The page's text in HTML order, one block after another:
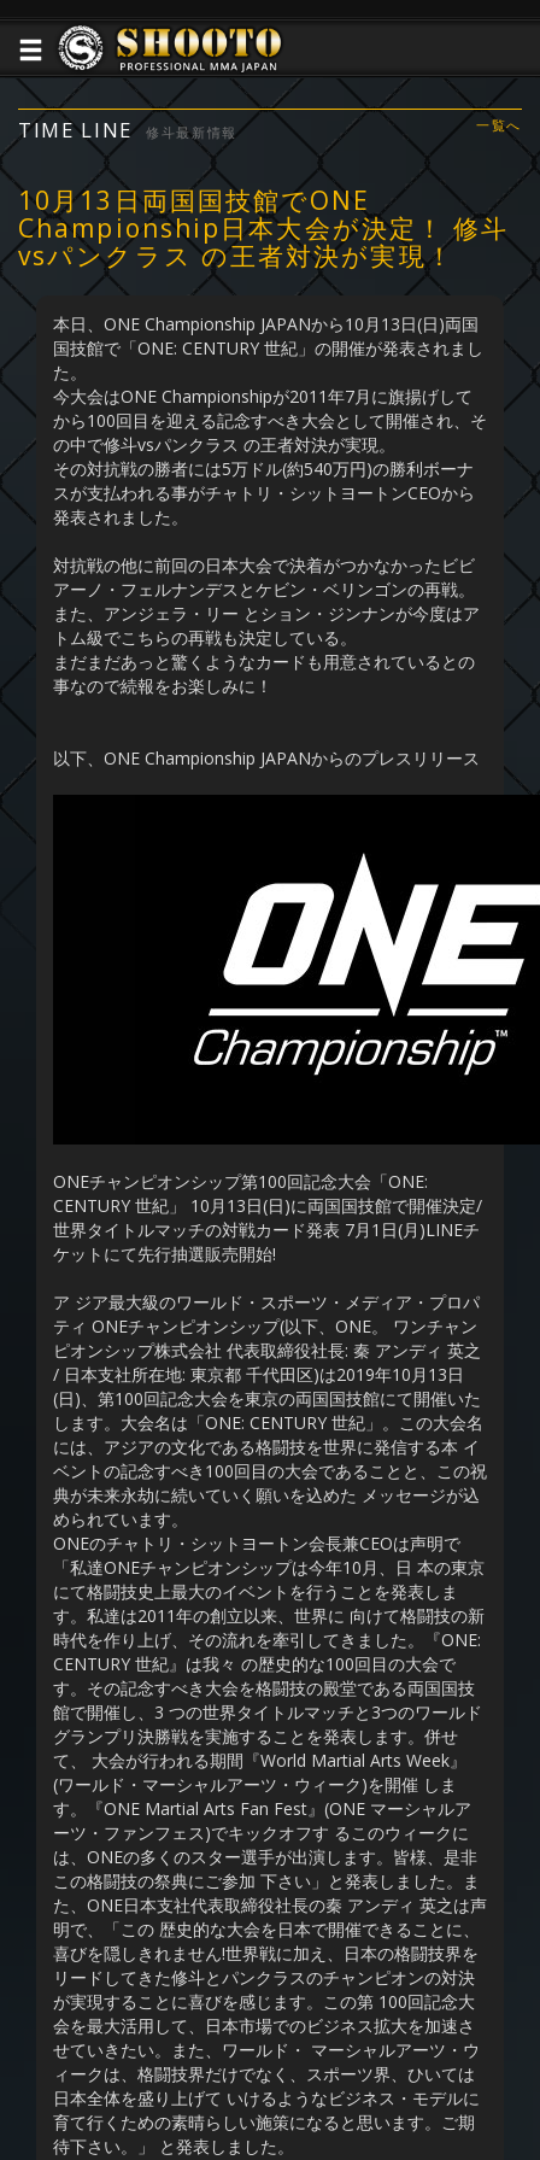
TIME LINE 修斗最新情報 一覧へ
10月13日両国国技館でONE
Championship日本大会が決定！ 修斗
vsパンクラス の王者対決が実現！
本日、ONE Championship JAPANから10月13日(日)両国
国技館で「ONE: CENTURY 世紀」の開催が発表されまし
た。
今大会はONE Championshipが2011年7月に旗揚げして
から100回目を迎える記念すべき大会として開催され、そ
の中で修斗vsパンクラス の王者対決が実現。
その対抗戦の勝者には5万ドル(約540万円)の勝利ボーナ
スが支払われる事がチャトリ・シットヨートンCEOから
発表されました。
対抗戦の他に前回の日本大会で決着がつかなかったビビ
アーノ・フェルナンデスとケビン・ベリンゴンの再戦。
また、アンジェラ・リー とション・ジンナンが今度はア
トム級でこちらの再戦も決定している。
まだまだあっと驚くようなカードも用意されているとの
事なので続報をお楽しみに！
以下、ONE Championship JAPANからのプレスリリース
ONEチャンピオンシップ第100回記念大会「ONE:
CENTURY 世紀」 10月13日(日)に両国国技館で開催決定/
世界タイトルマッチの対戦カード発表 7月1日(月)LINEチ
ケットにて先行抽選販売開始!
ア ジア最大級のワールド・スポーツ・メディア・プロパ
ティ ONEチャンピオンシップ(以下、ONE。 ワンチャン
ピオンシップ株式会社 代表取締役社長: 秦 アンディ 英之
/ 日本支社所在地: 東京都 千代田区)は2019年10月13日
(日)、第100回記念大会を東京の両国国技館にて開催いた
します。大会名は「ONE: CENTURY 世紀」。この大会名
には、アジアの文化である格闘技を世界に発信する本 イ
ベントの記念すべき100回目の大会であることと、この祝
典が未来永劫に続いていく願いを込めた メッセージが込
められています。
ONEのチャトリ・シットヨートン会長兼CEOは声明で
「私達ONEチャンピオンシップは今年10月、日 本の東京
にて格闘技史上最大のイベントを行うことを発表しま
す。私達は2011年の創立以来、世界に 向けて格闘技の新
時代を作り上げ、その流れを牽引してきました。『ONE:
CENTURY 世紀』は我々 の歴史的な100回目の大会で
す。その記念すべき大会を格闘技の殿堂である両国国技
館で開催し、3 つの世界タイトルマッチと3つのワールド
グランプリ決勝戦を実施することを発表します。併せ
て、 大会が行われる期間『World Martial Arts Week』
(ワールド・マーシャルアーツ・ウィーク)を開催 しま
す。『ONE Martial Arts Fan Fest』(ONE マーシャルア
ーツ・ファンフェス)でキックオフす るこのウィークに
は、ONEの多くのスター選手が出演します。皆様、是非
この格闘技の祭典にご参加 下さい」と発表しました。ま
た、ONE日本支社代表取締役社長の秦 アンディ 英之は声
明で、「この 歴史的な大会を日本で開催できることに、
喜びを隠しきれません!世界戦に加え、日本の格闘技界を
リードしてきた修斗とパンクラスのチャンピオンの対決
が実現することに喜びを感じます。この第 100回記念大
会を最大活用して、日本市場でのビジネス拡大を加速さ
せていきたい。また、ワールド・ マーシャルアーツ・ウ
ィークは、格闘技界だけでなく、スポーツ界、ひいては
日本全体を盛り上げて いけるようなビジネス・モデルに
育て行くための素晴らしい施策になると思います。ご期
待下さい。」 と発表しました。